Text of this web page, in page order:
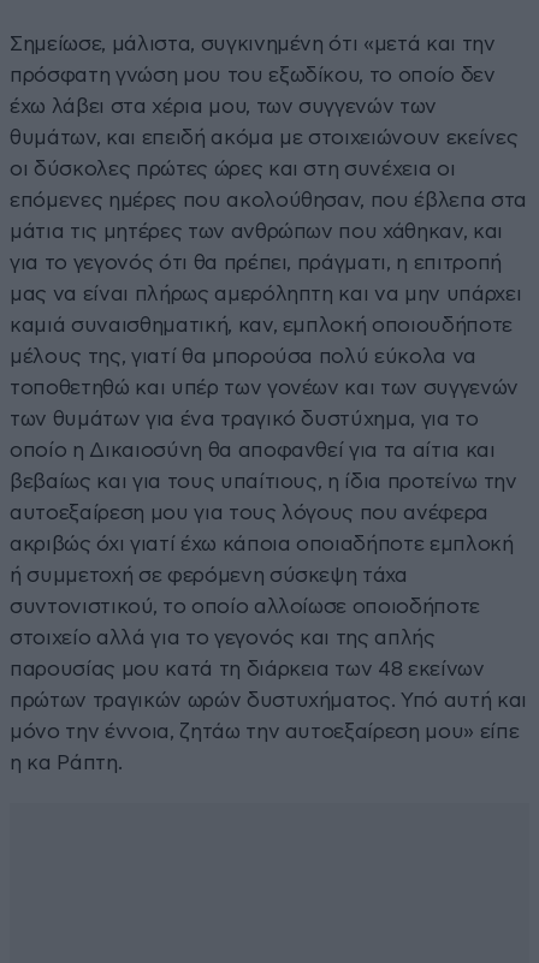
Σημείωσε, μάλιστα, συγκινημένη ότι «μετά και την
πρόσφατη γνώση μου του εξωδίκου, το οποίο δεν
έχω λάβει στα χέρια μου, των συγγενών των
θυμάτων, και επειδή ακόμα με στοιχειώνουν εκείνες
οι δύσκολες πρώτες ώρες και στη συνέχεια οι
επόμενες ημέρες που ακολούθησαν, που έβλεπα στα
μάτια τις μητέρες των ανθρώπων που χάθηκαν, και
για το γεγονός ότι θα πρέπει, πράγματι, η επιτροπή
μας να είναι πλήρως αμερόληπτη και να μην υπάρχει
καμιά συναισθηματική, καν, εμπλοκή οποιουδήποτε
μέλους της, γιατί θα μπορούσα πολύ εύκολα να
τοποθετηθώ και υπέρ των γονέων και των συγγενών
των θυμάτων για ένα τραγικό δυστύχημα, για το
οποίο η Δικαιοσύνη θα αποφανθεί για τα αίτια και
βεβαίως και για τους υπαίτιους, η ίδια προτείνω την
αυτοεξαίρεση μου για τους λόγους που ανέφερα
ακριβώς όχι γιατί έχω κάποια οποιαδήποτε εμπλοκή
ή συμμετοχή σε φερόμενη σύσκεψη τάχα
συντονιστικού, το οποίο αλλοίωσε οποιοδήποτε
στοιχείο αλλά για το γεγονός και της απλής
παρουσίας μου κατά τη διάρκεια των 48 εκείνων
πρώτων τραγικών ωρών δυστυχήματος. Υπό αυτή και
μόνο την έννοια, ζητάω την αυτοεξαίρεση μου» είπε
η κα Ράπτη.